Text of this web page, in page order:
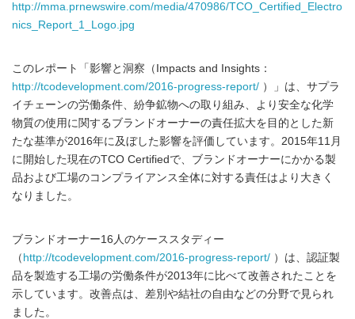
http://mma.prnewswire.com/media/470986/TCO_Certified_Electro
nics_Report_1_Logo.jpg
このレポート「影響と洞察（Impacts and Insights：
http://tcodevelopment.com/2016-progress-report/ ）」は、サプラ
イチェーンの労働条件、紛争鉱物への取り組み、より安全な化学
物質の使用に関するブランドオーナーの責任拡大を目的とした新
たな基準が2016年に及ぼした影響を評価しています。2015年11月
に開始した現在のTCO Certifiedで、ブランドオーナーにかかる製
品および工場のコンプライアンス全体に対する責任はより大きく
なりました。
ブランドオーナー16人のケーススタディー
（ http://tcodevelopment.com/2016-progress-report/ ）は、認証製
品を製造する工場の労働条件が2013年に比べて改善されたことを
示しています。改善点は、差別や結社の自由などの分野で見られ
ました。